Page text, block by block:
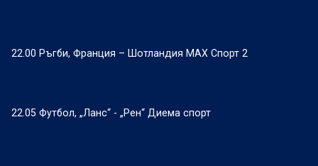
22.00 Ръгби, Франция – Шотландия МАХ Спорт 2
22.05 Футбол, „Ланс“ - „Рен“ Диема спорт